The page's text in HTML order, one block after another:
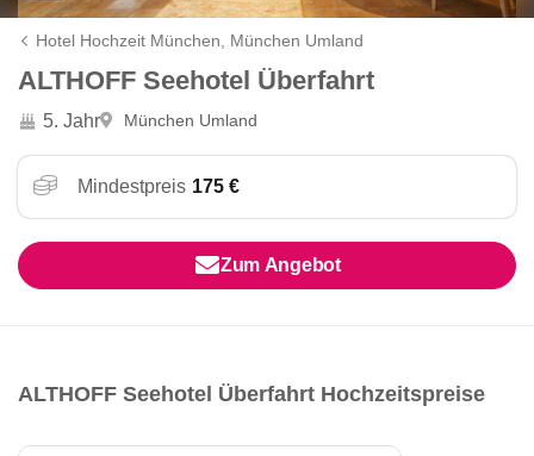
Hotel Hochzeit München, München Umland
ALTHOFF Seehotel Überfahrt
5. Jahr München Umland
Mindestpreis 175 €
Zum Angebot
ALTHOFF Seehotel Überfahrt Hochzeitspreise